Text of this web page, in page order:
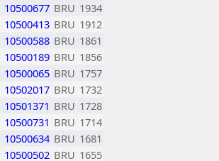
10500677 BRU 1934
10500413 BRU 1912
10500588 BRU 1861
10500189 BRU 1856
10500065 BRU 1757
10502017 BRU 1732
10501371 BRU 1728
10500731 BRU 1714
10500634 BRU 1681
10500502 BRU 1655